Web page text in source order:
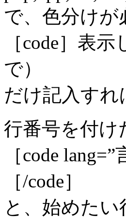
で、色分け
［code］表
で）
だけ記入すれ
行番号を付け
［code
［/code］
と、始めた